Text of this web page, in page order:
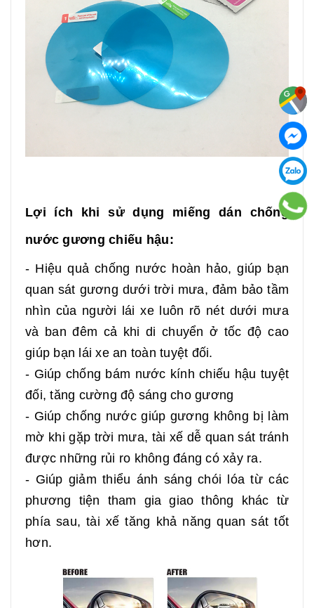
Lợi ích khi sử dụng miếng dán chống
nước gương chiếu hậu:
- Hiệu quả chống nước hoàn hảo, giúp bạn
quan sát gương dưới trời mưa, đảm bảo tầm
nhìn của người lái xe luôn rõ nét dưới mưa
và ban đêm cả khi di chuyển ở tốc độ cao
giúp bạn lái xe an toàn tuyệt đối.
- Giúp chống bám nước kính chiếu hậu tuyệt
đối, tăng cường độ sáng cho gương
- Giúp chống nước giúp gương không bị làm
mờ khi gặp trời mưa, tài xế dễ quan sát tránh
được những rủi ro không đáng có xảy ra.
- Giúp giảm thiểu ánh sáng chói lóa từ các
phương tiện tham gia giao thông khác từ
phía sau, tài xế tăng khả năng quan sát tốt
hơn.